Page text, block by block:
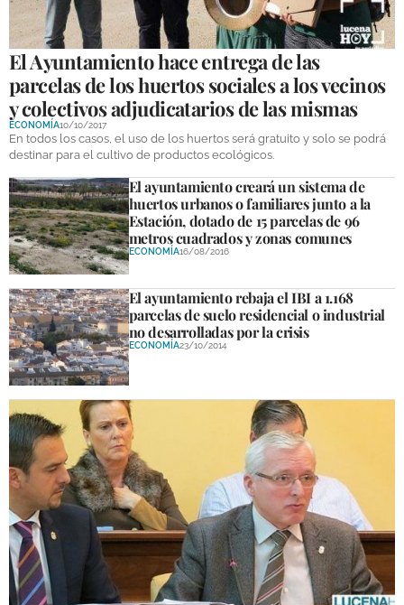
GALERÍAS
El Ayuntamiento hace entrega de las
parcelas de los huertos sociales a los vecinos
y colectivos adjudicatarios de las mismas
ECONOMÍA10/10/2017
En todos los casos, el uso de los huertos será gratuito y solo se podrá
destinar para el cultivo de productos ecológicos.
El ayuntamiento creará un sistema de
huertos urbanos o familiares junto a la
Estación, dotado de 15 parcelas de 96
metros cuadrados y zonas comunes
ECONOMÍA16/08/2016
El ayuntamiento rebaja el IBI a 1.168
parcelas de suelo residencial o industrial
no desarrolladas por la crisis
ECONOMÍA23/10/2014